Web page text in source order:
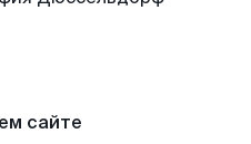
сайте